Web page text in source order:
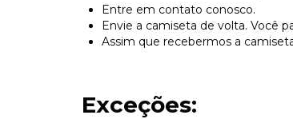
Entre em contato conosco.
Envie a camiseta de volta. Você
Assim que recebermos a
Exceções: